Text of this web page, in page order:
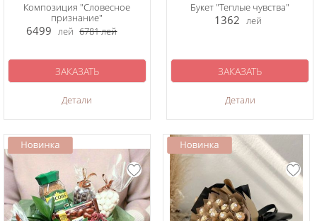
Композиция "Словесное
признание"
6499 лей 6781лей
Детали
ЗАКАЗАТЬ
Букет "Теплые чувства"
1362 лей
Детали
ЗАКАЗАТЬ